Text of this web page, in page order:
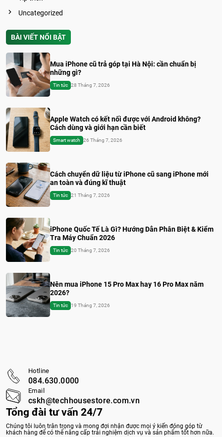
Uncategorized
BÀI VIẾT NỔI BẬT
Mua iPhone cũ trả góp tại Hà Nội: cần chuẩn bị
những gì?
Tin tức 28 Tháng 7, 2026
Apple Watch có kết nối được với Android không?
Cách dùng và giới hạn cần biết
Smart watch 26 Tháng 7, 2026
Cách chuyển dữ liệu từ iPhone cũ sang iPhone mới
an toàn và đúng kĩ thuật
Tin tức 21 Tháng 7, 2026
iPhone Quốc Tế Là Gì? Hướng Dẫn Phân Biệt & Kiểm
Tra Máy Chuẩn 2026
Tin tức 20 Tháng 7, 2026
Nên mua iPhone 15 Pro Max hay 16 Pro Max năm
2026?
Tin tức 19 Tháng 7, 2026
Tổng đài tư vấn 24/7
Chúng tôi luôn trân trọng và mong đợi nhận được mọi ý kiến đóng góp từ
khách hàng để có thể nâng cấp trải nghiệm dịch vụ và sản phẩm tốt hơn nữa.
Hotline
084.630.0000
Email
cskh@techhousestore.com.vn